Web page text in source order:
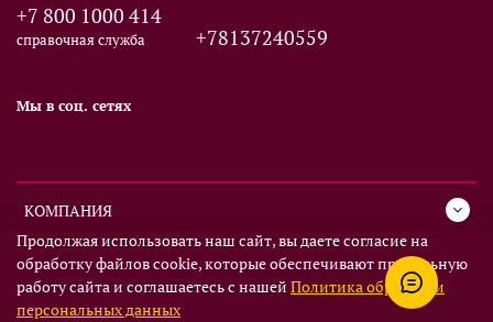
КОМПАНИЯ
СЕРВИС
+7 800 1000 414
справочная служба +78137240559
Мы в соц. сетях
Продолжая использовать наш сайт, вы даете согласие на
обработку файлов cookie, которые обеспечивают правильную
работу сайта и соглашаетесь с нашей Политика обработки
персональных данных